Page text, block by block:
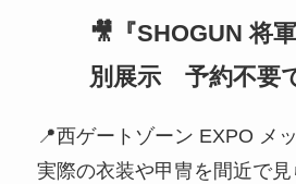
🎥『SHOGUN 将
別展示 予約不要
📍西ゲートゾーン EXPO メ
実際の衣装や甲冑を間近で